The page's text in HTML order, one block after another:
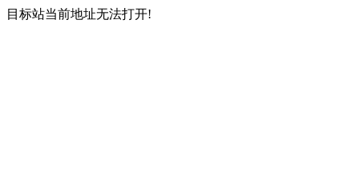
目标站当前地址无法打开!